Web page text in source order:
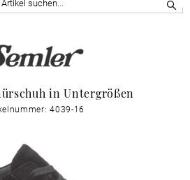
in Untergrößen
4039-16